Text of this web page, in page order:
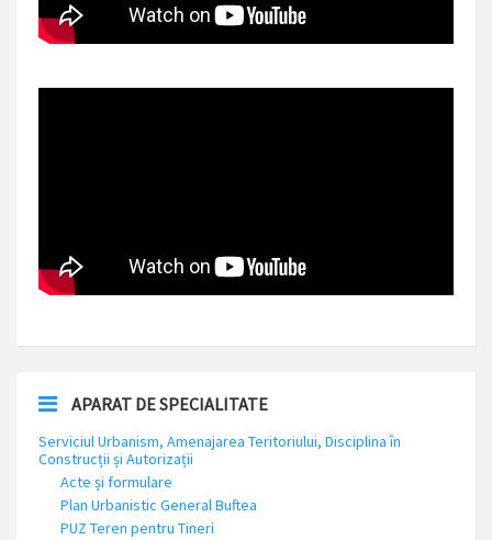
APARAT DE SPECIALITATE
Serviciul Urbanism, Amenajarea Teritoriului, Disciplina în
Construcții și Autorizații
Acte și formulare
Plan Urbanistic General Buftea
PUZ Teren pentru Tineri